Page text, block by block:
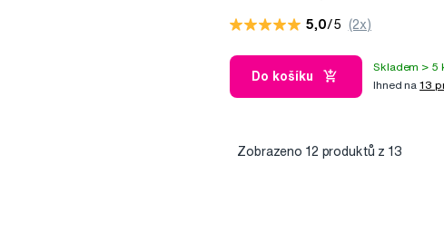
5,0/5 (2x)
Do košíku
Skladem > 5
Ihned na13
Zobrazeno 12 produktů z 13